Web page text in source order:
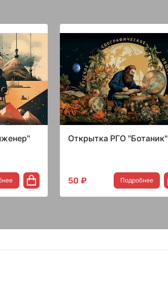
Открытка РГО "Ботаник"
50 ₽ Подробнее